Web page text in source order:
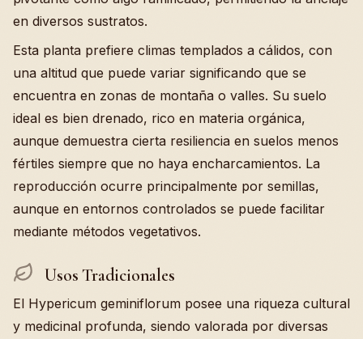
en diversos sustratos.
Esta planta prefiere climas templados a cálidos, con
una altitud que puede variar significando que se
encuentra en zonas de montaña o valles. Su suelo
ideal es bien drenado, rico en materia orgánica,
aunque demuestra cierta resiliencia en suelos menos
fértiles siempre que no haya encharcamientos. La
reproducción ocurre principalmente por semillas,
aunque en entornos controlados se puede facilitar
mediante métodos vegetativos.
Usos Tradicionales
El Hypericum geminiflorum posee una riqueza cultural
y medicinal profunda, siendo valorada por diversas